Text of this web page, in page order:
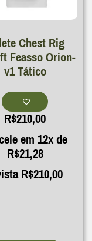
Chest Rig
Feasso Orion-
v1 Tático
R$210,00
em 12x de
R$21,28
R$210,00